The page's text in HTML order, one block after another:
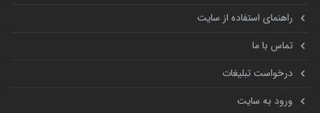
راهنمای استفاده از سایت
تماس با ما
درخواست تبلیغات
ورود به سایت